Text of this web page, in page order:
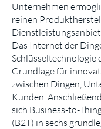
Unternehmen
reinen
Das Internet der
Schlüsseltechnologie
Grundlage für
zwischen Dingen,
Kunden.
sich Business-to-
(B2T) in sechs